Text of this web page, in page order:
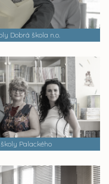
Dobrá škola n.o.
Palackého